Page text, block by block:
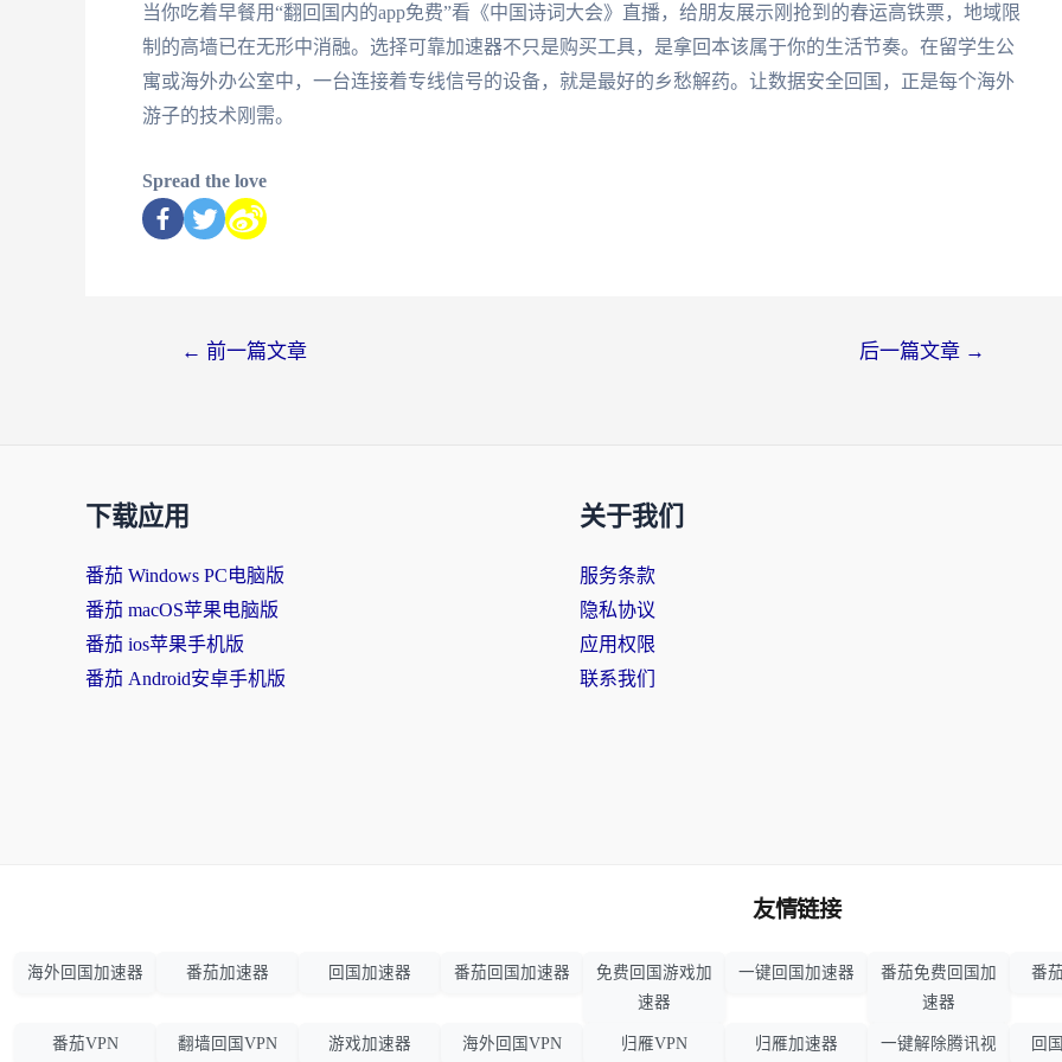
当你吃着早餐用“翻回国内的app免费”看《中国诗词大会》直播，给朋友展示刚抢到的春运高铁票，地域限
制的高墙已在无形中消融。选择可靠加速器不只是购买工具，是拿回本该属于你的生活节奏。在留学生公
寓或海外办公室中，一台连接着专线信号的设备，就是最好的乡愁解药。让数据安全回国，正是每个海外
游子的技术刚需。
Spread the love
← 前一篇文章 后一篇文章 →
下载应用
番茄 Windows PC电脑版
番茄 macOS苹果电脑版
番茄 ios苹果手机版
番茄 Android安卓手机版
关于我们
服务条款
隐私协议
应用权限
联系我们
友情链接
海外回国加速器 番茄加速器 回国加速器 番茄回国加速器
免费回国游戏加
速器
一键回国加速器
番茄免费回国加
速器
番
番茄VPN 翻墙回国VPN 游戏加速器 海外回国VPN 归雁VPN 归雁加速器 一键解除腾讯视 回